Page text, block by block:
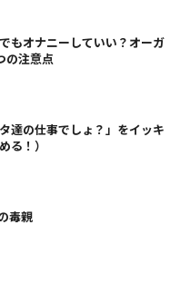
もオナニーしていい？オーガ
の注意点
達の仕事でしょ？」をイッキ
る！）
毒親